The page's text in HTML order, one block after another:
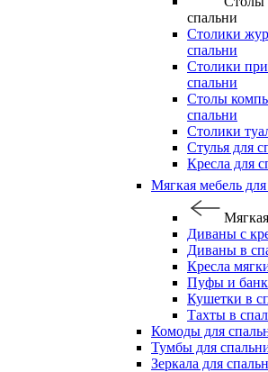
спальни
Столики
спальни
Столики
спальни
Столы
спальни
Столики
Стулья для
Кресла для
Мягкая мебель
Диваны с
Диваны в
Кресла
Пуфы и
Кушетки в
Тахты в
Комоды для
Тумбы для
Зеркала для